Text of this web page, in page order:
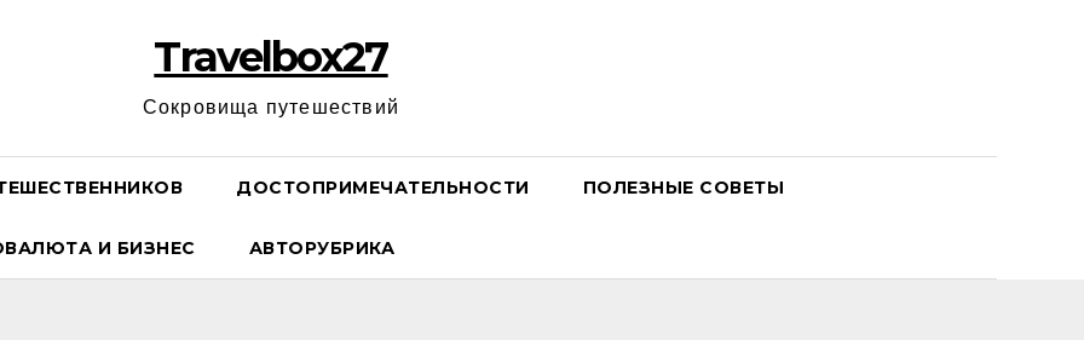
Travelbox27
Сокровища путешествий
ДОСТОПРИМЕЧАТЕЛЬНОСТИ ПОЛЕЗНЫЕ СОВЕТЫ
И БИЗНЕС АВТОРУБРИКА